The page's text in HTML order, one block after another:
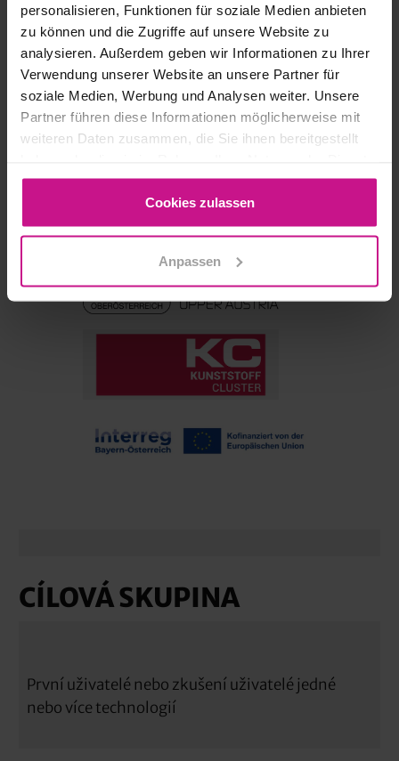
personalisieren, Funktionen für soziale Medien anbieten
zu können und die Zugriffe auf unsere Website zu
analysieren. Außerdem geben wir Informationen zu Ihrer
Verwendung unserer Website an unsere Partner für
soziale Medien, Werbung und Analysen weiter. Unsere
Partner führen diese Informationen möglicherweise mit
weiteren Daten zusammen, die Sie ihnen bereitgestellt
gesammelt haben.
Cookies zulassen
Anpassen
TRIOTECH | ADITIVNÍ.
SUBTRAKTIVNÍ. PŘESNÉ
3D tisk, obrábění a metrologie v síťové
Ve spolupráci s
CÍLOVÁ SKUPINA
První uživatelé nebo zkušení uživatelé jedné
nebo více technologií